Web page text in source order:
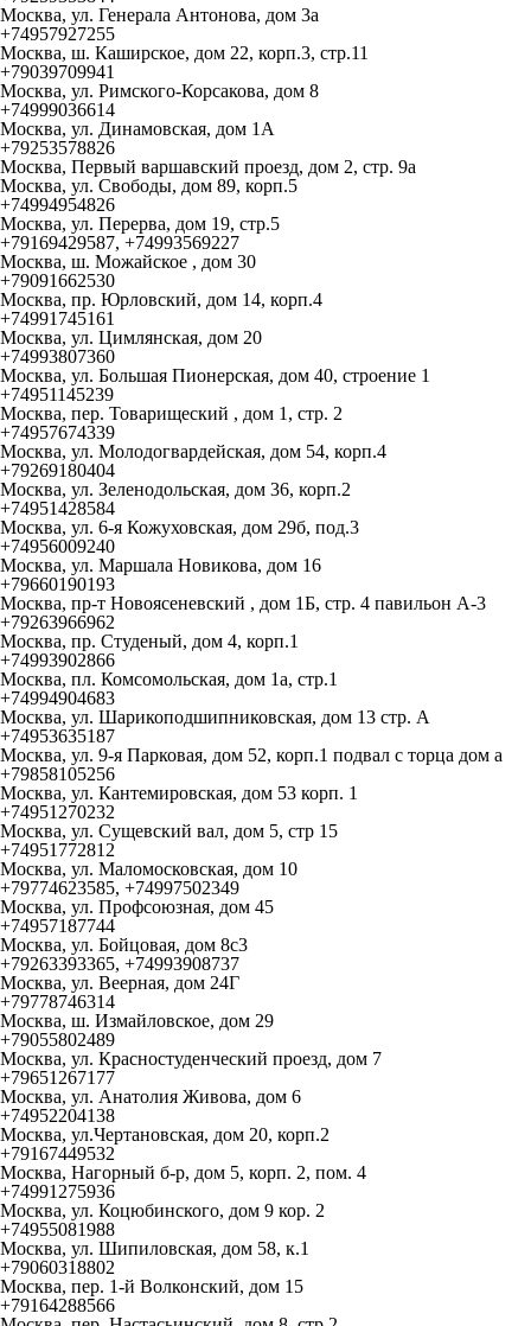
Москва, ул. Генерала Антонова, дом 3а
+74957927255
Москва, ш. Каширское, дом 22, корп.3, стр.11
+79039709941
Москва, ул. Римского-Корсакова, дом 8
+74999036614
Москва, ул. Динамовская, дом 1А
+79253578826
Москва, Первый варшавский проезд, дом 2, стр. 9а
Москва, ул. Свободы, дом 89, корп.5
+74994954826
Москва, ул. Перерва, дом 19, стр.5
+79169429587, +74993569227
Москва, ш. Можайское , дом 30
+79091662530
Москва, пр. Юрловский, дом 14, корп.4
+74991745161
Москва, ул. Цимлянская, дом 20
+74993807360
Москва, ул. Большая Пионерская, дом 40, строение 1
+74951145239
Москва, пер. Товарищеский , дом 1, стр. 2
+74957674339
Москва, ул. Молодогвардейская, дом 54, корп.4
+79269180404
Москва, ул. Зеленодольская, дом 36, корп.2
+74951428584
Москва, ул. 6-я Кожуховская, дом 29б, под.3
+74956009240
Москва, ул. Маршала Новикова, дом 16
+79660190193
Москва, пр-т Новоясеневский , дом 1Б, стр. 4 павильон А-3
+79263966962
Москва, пр. Студеный, дом 4, корп.1
+74993902866
Москва, пл. Комсомольская, дом 1а, стр.1
+74994904683
Москва, ул. Шарикоподшипниковская, дом 13 стр. А
+74953635187
Москва, ул. 9-я Парковая, дом 52, корп.1 подвал с торца дом а
+79858105256
Москва, ул. Кантемировская, дом 53 корп. 1
+74951270232
Москва, ул. Сущевский вал, дом 5, стр 15
+74951772812
Москва, ул. Маломосковская, дом 10
+79774623585, +74997502349
Москва, ул. Профсоюзная, дом 45
+74957187744
Москва, ул. Бойцовая, дом 8с3
+79263393365, +74993908737
Москва, ул. Веерная, дом 24Г
+79778746314
Москва, ш. Измайловское, дом 29
+79055802489
Москва, ул. Красностуденческий проезд, дом 7
+79651267177
Москва, ул. Анатолия Живова, дом 6
+74952204138
Москва, ул.Чертановская, дом 20, корп.2
+79167449532
Москва, Нагорный б-р, дом 5, корп. 2, пом. 4
+74991275936
Москва, ул. Коцюбинского, дом 9 кор. 2
+74955081988
Москва, ул. Шипиловская, дом 58, к.1
+79060318802
Москва, пер. 1-й Волконский, дом 15
+79164288566